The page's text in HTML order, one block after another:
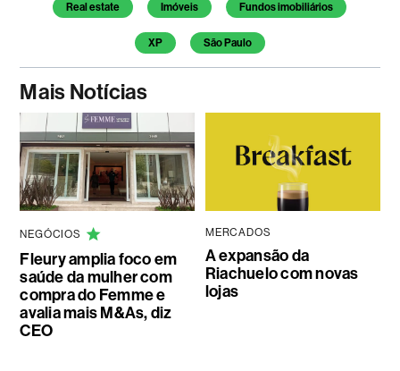
Real estate Imóveis Fundos imobiliários
XP São Paulo
Mais Notícias
NEGÓCIOS
Fleury amplia foco em
saúde da mulher com
compra do Femme e
avalia mais M&As, diz
CEO
MERCADOS
A expansão da
Riachuelo com novas
lojas